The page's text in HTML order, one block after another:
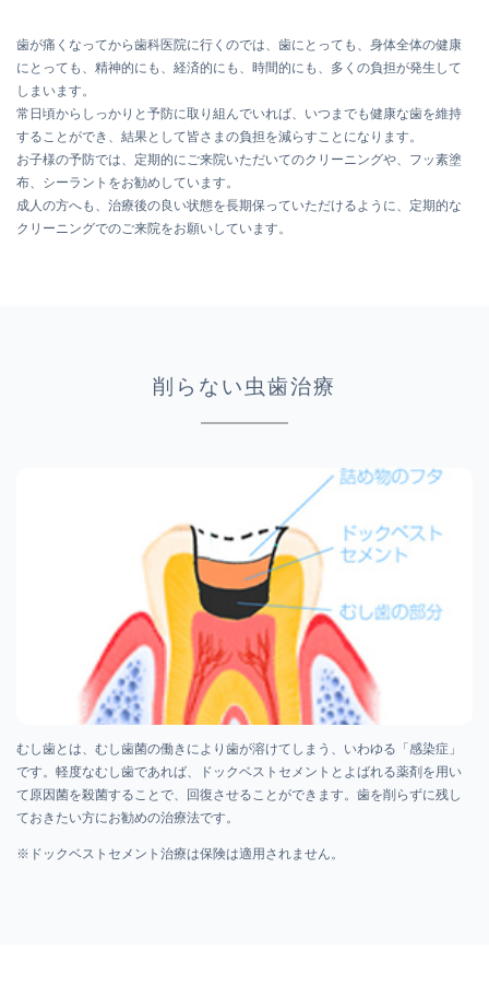
歯が痛くなってから歯科医院に行くのでは、歯にとっても、身体全体の健康
にとっても、精神的にも、経済的にも、時間的にも、多くの負担が発生して
しまいます。
常日頃からしっかりと予防に取り組んでいれば、いつまでも健康な歯を維持
することができ、結果として皆さまの負担を減らすことになります。
お子様の予防では、定期的にご来院いただいてのクリーニングや、フッ素塗
布、シーラントをお勧めしています。
成人の方へも、治療後の良い状態を長期保っていただけるように、定期的な
クリーニングでのご来院をお願いしています。
削らない虫歯治療
むし歯とは、むし歯菌の働きにより歯が溶けてしまう、いわゆる「感染症」
です。軽度なむし歯であれば、ドックベストセメントとよばれる薬剤を用い
て原因菌を殺菌することで、回復させることができます。歯を削らずに残し
ておきたい方にお勧めの治療法です。
※ドックベストセメント治療は保険は適用されません。